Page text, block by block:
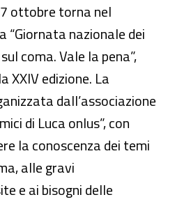
7 ottobre torna nel
“Giornata nazionale dei
coma. Vale la pena”,
XXIV edizione. La
dall’associazione
di Luca onlus”, con
la conoscenza dei temi
alle gravi
e ai bisogni delle